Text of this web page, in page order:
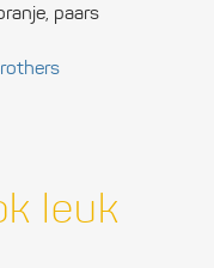
paars
leuk